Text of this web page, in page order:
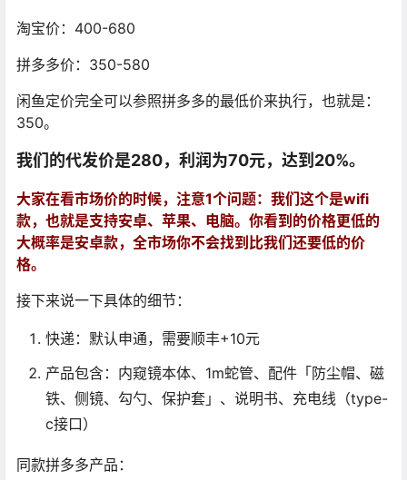
淘宝价：400-680
拼多多价：350-580
闲鱼定价完全可以参照拼多多的最低价来执行，也就是：
350。
我们的代发价是280，利润为70元，达到20%。
大家在看市场价的时候，注意1个问题：我们这个是wifi
款，也就是支持安卓、苹果、电脑。你看到的价格更低的
大概率是安卓款，全市场你不会找到比我们还要低的价
格。
接下来说一下具体的细节：
快递：默认申通，需要顺丰+10元
产品包含：内窥镜本体、1m蛇管、配件「防尘帽、磁
铁、侧镜、勾勺、保护套」、说明书、充电线（type-
c接口）
同款拼多多产品：